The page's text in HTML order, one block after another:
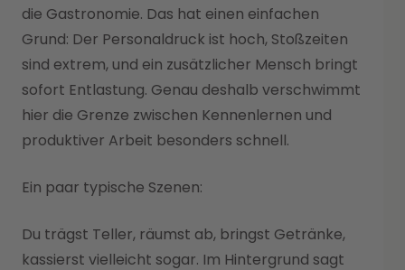
die Gastronomie. Das hat einen einfachen
Grund: Der Personaldruck ist hoch, Stoßzeiten
sind extrem, und ein zusätzlicher Mensch bringt
sofort Entlastung. Genau deshalb verschwimmt
hier die Grenze zwischen Kennenlernen und
produktiver Arbeit besonders schnell.
Ein paar typische Szenen:
Du trägst Teller, räumst ab, bringst Getränke,
kassierst vielleicht sogar. Im Hintergrund sagt